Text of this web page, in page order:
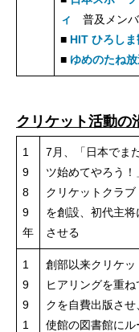
ィ
普及メン
■ HIT ひろし
■ ゆめのたね
クリケット活動の
1
9
8
9
年
7月、「日本でま
ツ始めてやろう
クリケットクラブ
を創設、初代主
させる
1
9
9
1
創部以来クリケ
ヒアリングを重
クを自費出版さ
使館の図書館にル